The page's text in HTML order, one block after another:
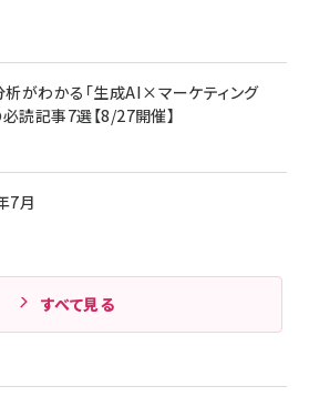
ランキングをもっと見る
PowerLine III Flow USB-C & USB-C
ル Anker絡まないケーブル 240W 結束バン
USB PD対応 シリコン素材採用 iPhone
/ 15 / Galaxy iPad Pro MacBook
ランキングをもっと見る
ーン】
ランキングをもっと見る
がわかる「生成AI×マーケティング
読記事7選【8/27開催】
7月
すべて見る